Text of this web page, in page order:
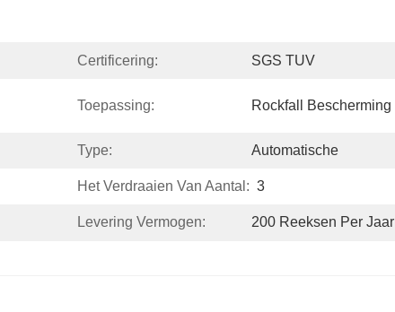
Certificering: SGS TUV
Toepassing: Rockfall Bescherming
Type: Automatische
Het Verdraaien Van Aantal: 3
Levering Vermogen: 200 Reeksen Per Jaar